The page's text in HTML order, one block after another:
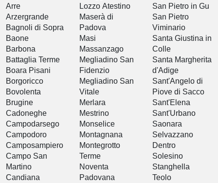
Arre
Arzergrande
Bagnoli di Sopra
Baone
Barbona
Battaglia Terme
Boara Pisani
Borgoricco
Bovolenta
Brugine
Cadoneghe
Campodarsego
Campodoro
Camposampiero
Campo San
Martino
Candiana
Lozzo Atestino
Maserà di
Padova
Masi
Massanzago
Megliadino San
Fidenzio
Megliadino San
Vitale
Merlara
Mestrino
Monselice
Montagnana
Montegrotto
Terme
Noventa
Padovana
San Pietro in Gu
San Pietro
Viminario
Santa Giustina in
Colle
Santa Margherita
d'Adige
Sant'Angelo di
Piove di Sacco
Sant'Elena
Sant'Urbano
Saonara
Selvazzano
Dentro
Solesino
Stanghella
Teolo